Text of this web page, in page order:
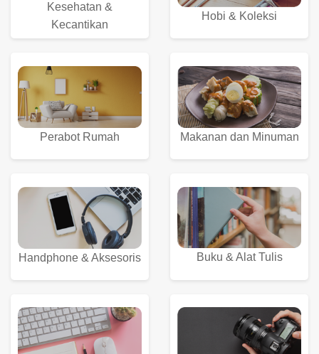
Kesehatan &
Kecantikan
Hobi & Koleksi
Perabot Rumah Makanan dan Minuman
Handphone & Aksesoris Buku & Alat Tulis